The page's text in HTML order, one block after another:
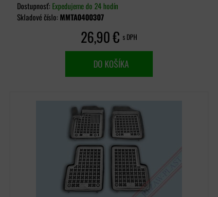
Dostupnosť: Expedujeme do 24 hodín
Skladové číslo: MMTA0400307
26,90 € s DPH
DO KOŠÍKA